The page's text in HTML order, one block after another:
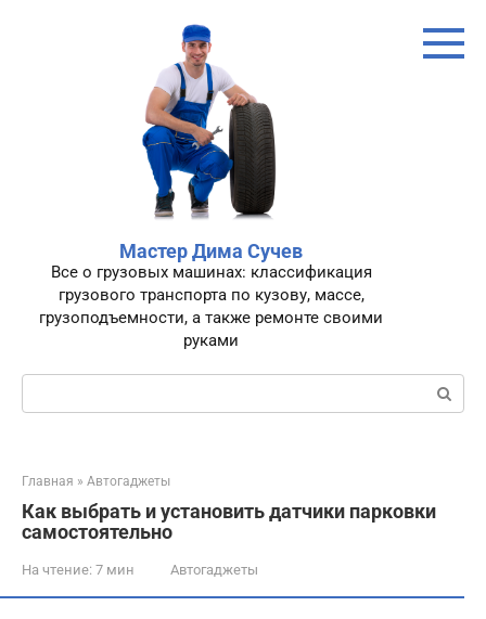
Мастер Дима Сучев
Все о грузовых машинах: классификация
грузового транспорта по кузову, массе,
грузоподъемности, а также ремонте своими
руками
Поиск:
Главная » Автогаджеты
Как выбрать и установить датчики парковки
самостоятельно
На чтение: 7 мин Автогаджеты